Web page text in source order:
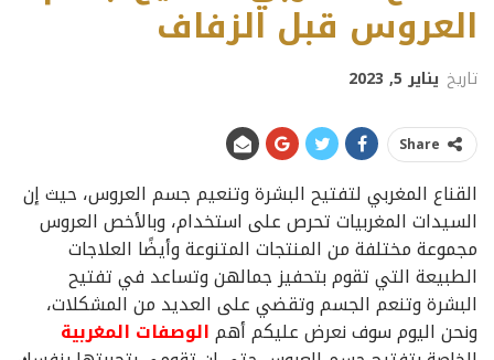
العروس قبل الزفاف
تاريخ يناير 5, 2023
Share
القناع المغربي لتفتيح البشرة وتنعيم جسم العروس، حيث إن
السيدات المغربيات تحرص على استخدام، وبالأخص العروس
مجموعة مختلفة من المنتجات المتنوعة وأيضًا العلاجات
الطبيعة التي تقوم بتحفيز جمالهن وتساعد في تفتيح
البشرة وتنعم الجسم وتقضي على العديد من المشكلات،
ونحن اليوم سوف نعرض عليكم أهمالوصفات المغربية